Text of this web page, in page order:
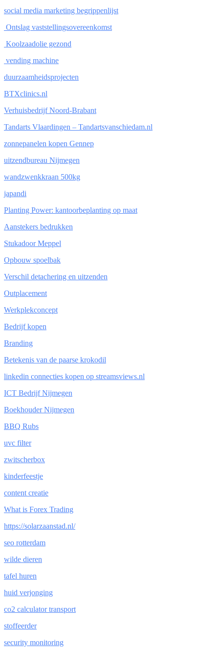
social media marketing begrippenlijst
Ontslag vaststellingsovereenkomst
Koolzaadolie gezond
vending machine
duurzaamheidsprojecten
BTXclinics.nl
Verhuisbedrijf Noord-Brabant
Tandarts Vlaardingen – Tandartsvanschiedam.nl
zonnepanelen kopen Gennep
uitzendbureau Nijmegen
wandzwenkkraan 500kg
japandi
Planting Power: kantoorbeplanting op maat
Aanstekers bedrukken
Stukadoor Meppel
Opbouw spoelbak
Verschil detachering en uitzenden
Outplacement
Werkplekconcept
Bedrijf kopen
Branding
Betekenis van de paarse krokodil
linkedin connecties kopen op streamsviews.nl
ICT Bedrijf Nijmegen
Boekhouder Nijmegen
BBQ Rubs
uvc filter
zwitscherbox
kinderfeestje
content creatie
What is Forex Trading
https://solarzaanstad.nl/
seo rotterdam
wilde dieren
tafel huren
huid verjonging
co2 calculator transport
stoffeerder
security monitoring